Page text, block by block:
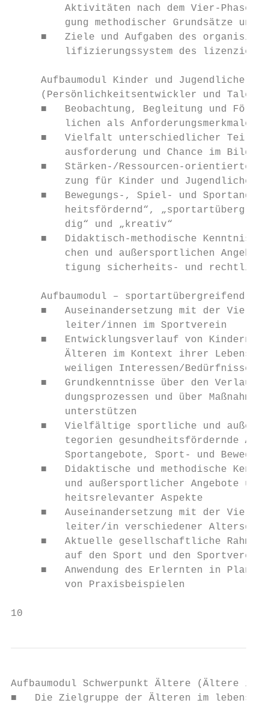
Aktivitäten nach dem Vier-
gung methodischer Grundsätze und
■   Ziele und Aufgaben des
lifizierungssystem des
     Aufbaumodul Kinder und Jugendliche
(Persönlichkeitsentwickler und
■   Beobachtung, Begleitung und
lichen als Anforderungsmerkmale
■   Vielfalt unterschiedlicher
ausforderung und Chance im
■   Stärken-/Ressourcen-orientierter
         zung für Kinder und Jugendliche
■   Bewegungs-, Spiel- und
heitsfördernd“,
         dig“ und „kreativ“
■   Didaktisch-methodische Kenntnisse
chen und außersportlichen
tigung sicherheits- und
Aufbaumodul – sportartübergreifend
■   Auseinandersetzung mit der
         leiter/innen im Sportverein
■   Entwicklungsverlauf von Kindern,
Älteren im Kontext ihrer Lebens-
         weiligen Interessen/Bedürfnissen
■   Grundkenntnisse über den Verlauf
dungsprozessen und über
         unterstützen
■   Vielfältige sportliche und
tegorien gesundheitsfördernde
Sportangebote, Sport- und
■   Didaktische und methodische
und außersportlicher Angebote
         heitsrelevanter Aspekte
■   Auseinandersetzung mit der
leiter/in verschiedener
■   Aktuelle gesellschaftliche
         auf den Sport und den Sportverein
■   Anwendung des Erlernten in
         von Praxisbeispielen
10
Aufbaumodul Schwerpunkt Ältere (Ältere im
■   Die Zielgruppe der Älteren im